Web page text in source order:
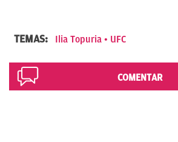
TEMAS: Ilia Topuria UFC
COMENTAR